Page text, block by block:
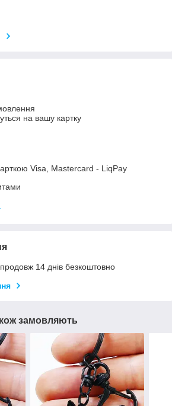
на вашу картку
Visa, Mastercard - LiqPay
14 днів безкоштовно
замовляють